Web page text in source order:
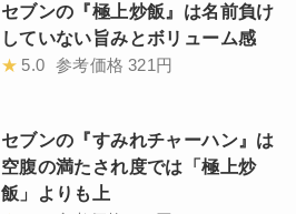
セブンの『極上炒飯』は名前負け
していない旨みとボリューム感
★ 5.0 参考価格 321円
セブンの『すみれチャーハン』は
空腹の満たされ度では「極上炒
飯」よりも上